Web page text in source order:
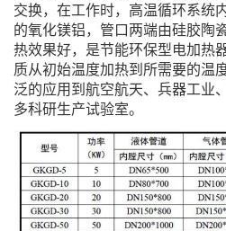
交换，在工作时，高温循环系统
的氧化镁铝，管口两端由硅胶陶
热效果好，是节能环保型电加热器
质从初始温度加热到所需要的温
泛的应用到航空航天、兵器工业
多科研生产试验室。